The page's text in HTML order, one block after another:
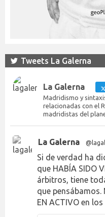
Tweets La Galerna
La Galerna
Madridismo y
relacionadas con el
madridistas del
La Galerna
Si de verdad ha
que HABÍA SIDO
árbitros, tiene
que pensábamos.
EN ACTIVO en